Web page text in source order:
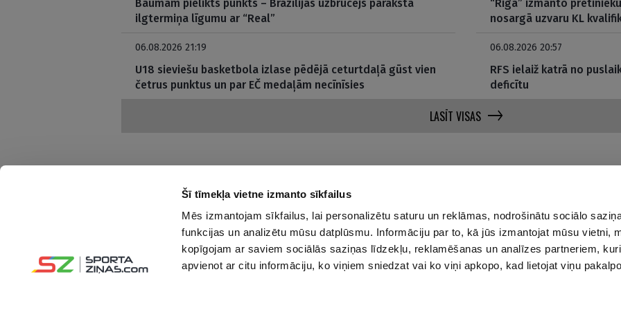
Šī tīmekļa vietne izmanto sīkfailus
Mēs izmantojam sīkfailus, lai personalizētu saturu un reklāmas, nodrošinātu sociālo
funkcijas un analizētu mūsu datplūsmu. Informāciju par to, kā jūs izmantojat mūsu vietni,
kopīgojam ar saviem sociālās saziņas līdzekļu, reklamēšanas un analīzes partneriem,
apvienot ar citu informāciju, ko viņiem sniedzat vai ko viņi apkopo, kad lietojat viņu
Baumām pielikts punkts – Brazīlijas uzbrucējs paraksta
ilgtermiņa līgumu ar “Real”
“Riga” izmanto
nosargā uzvaru KL
06.08.2026 21:19
U18 sieviešu basketbola izlase pēdējā ceturtdaļā gūst vien
četrus punktus un par EČ medaļām necīnīsies
06.08.2026 20:57
RFS ielaiž katrā no
deficītu
LASĪT VISAS
Interesanti un saprotami par sportu
Seko mums:
Par mums
Reklāmas Parametri
Kontakti